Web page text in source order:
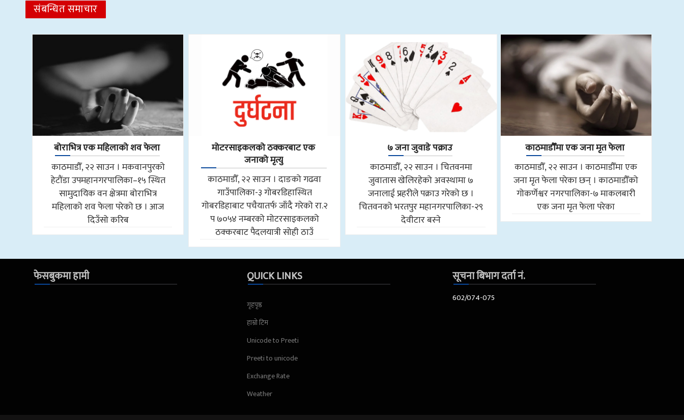
संबन्धित समाचार
बोराभित्र एक महिलाको शव फेला
काठमाडौँ, २२ साउन । मकवानपुरको
हेटौंडा उपमहानगरपालिका–१५ स्थित
सामुदायिक वन क्षेत्रमा बोराभित्र
महिलाको शव फेला परेको छ । आज
दिउँसो करिब
मोटरसाइकलको ठक्करबाट एक
जनाको मृत्यु
काठमाडौँ, २२ साउन । दाङको गढवा
गाउँपालिका-३ गोबरडिहास्थित
गोबरडिहाबाट पचैयातर्फ जाँदै गरेको रा.२
प ७०५४ नम्बरको मोटरसाइकलको
ठक्करबाट पैदलयात्री सोही ठाउँ
७ जना जुवाडे पक्राउ
काठमाडौँ, २२ साउन । चितवनमा
जुवातास खेलिरहेको अवस्थामा ७
जनालाई प्रहरीले पक्राउ गरेको छ ।
चितवनको भरतपुर महानगरपालिका-२९
देवीटार बस्ने
काठमाडौँमा एक जना मृत फेला
काठमाडौँ, २२ साउन । काठमाडौँमा एक
जना मृत फेला परेका छन् । काठमाडौँको
गोकर्णेश्वर नगरपालिका-७ माकलबारी
एक जना मृत फेला परेका
फेसबुकमा हामी QUICK LINKS
गृहपृष्ठ
हाम्रो टिम
Unicode to Preeti
Preeti to unicode
Exchange Rate
Weather
सूचना बिभाग दर्ता नं.
602/074-075